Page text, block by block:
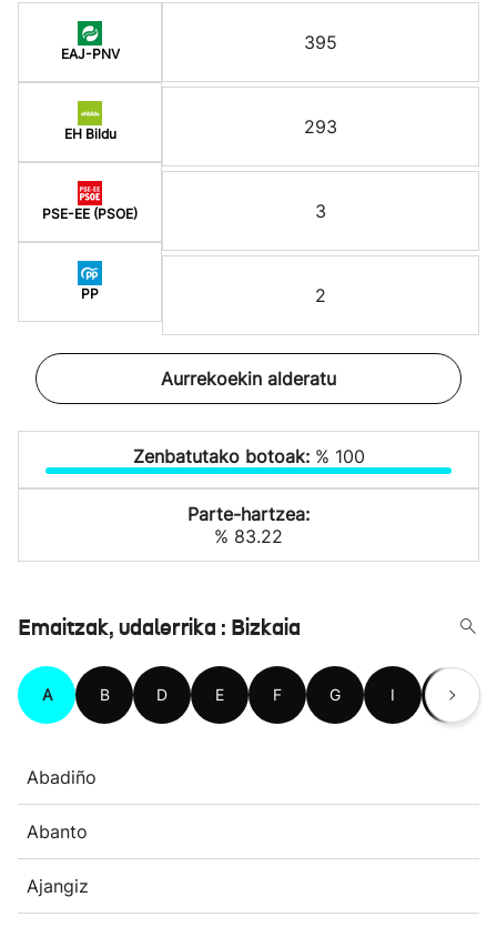
EAJ-PNV
EH Bildu
PSE-EE (PSOE)
PP
395
293
3
2
Aurrekoekin alderatu
Zenbatutako botoak: % 100
Parte-hartzea:
% 83.22
Emaitzak, udalerrika : Bizkaia
A B D E F G I J
Abadiño
Abanto
Ajangiz